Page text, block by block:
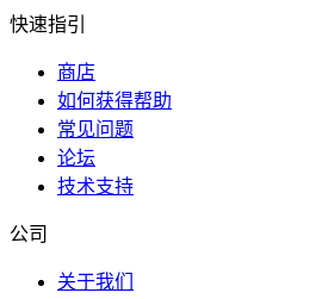
快速指引
商店
如何获得帮助
常见问题
论坛
技术支持
公司
关于我们